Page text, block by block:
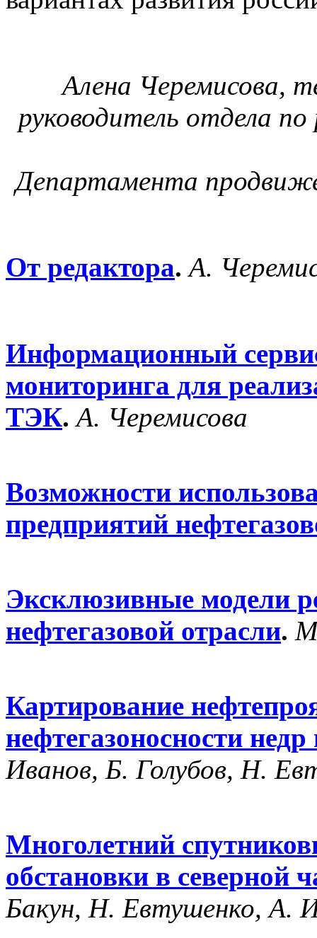
Алена Черемисова,
руководитель отдела
Департамента
От редактора. А.
Информационный
мониторинга для
ТЭК. А. Черемисова
Возможности
предприятий
Эксклюзивные модели
нефтегазовой отрасли.
Картирование
нефтегазоносности
Иванов, Б. Голубов, Н.
Многолетний
обстановки в северной
Бакун, Н. Евтушенко, А.